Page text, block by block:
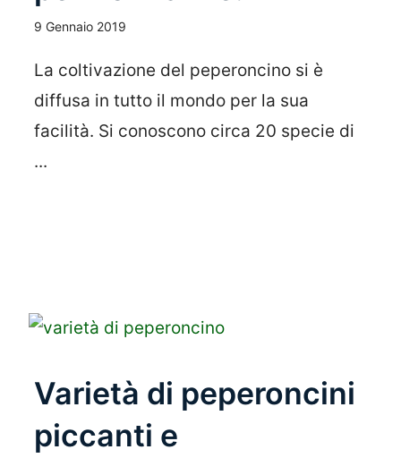
9 Gennaio 2019
La coltivazione del peperoncino si è
diffusa in tutto il mondo per la sua
facilità. Si conoscono circa 20 specie di
...
Varietà di peperoncini
piccanti e